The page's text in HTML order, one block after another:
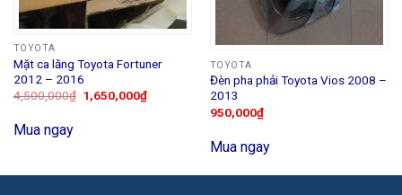
TOYOTA
Mặt ca lăng Toyota Fortuner
2012 – 2016
4,500,000₫ 1,650,000₫
Mua ngay
TOYOTA
Đèn pha phải Toyota Vios 2008 –
2013
950,000₫
Mua ngay